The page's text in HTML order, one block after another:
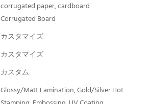
corrugated paper, cardboard
Corrugated Board
カスタマイズ
カスタマイズ
カスタム
Glossy/Matt Lamination, Gold/Silver Hot